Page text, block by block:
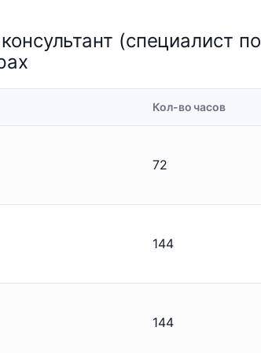
(специалист по
Кол-во часов
72
144
144